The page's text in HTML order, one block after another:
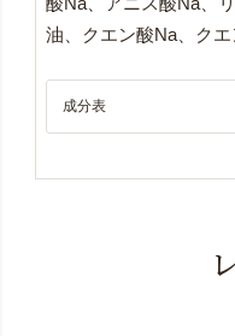
油、クエン酸Na、ク
成分表